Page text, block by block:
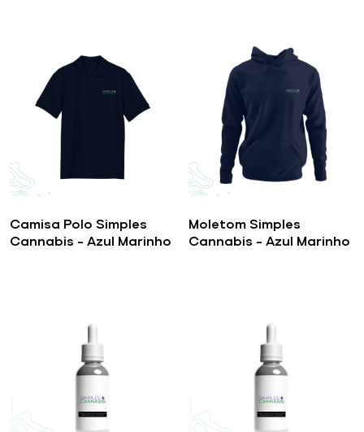
Camisa Polo Simples
Cannabis – Azul Marinho
Moletom Simples
Cannabis – Azul Marinho